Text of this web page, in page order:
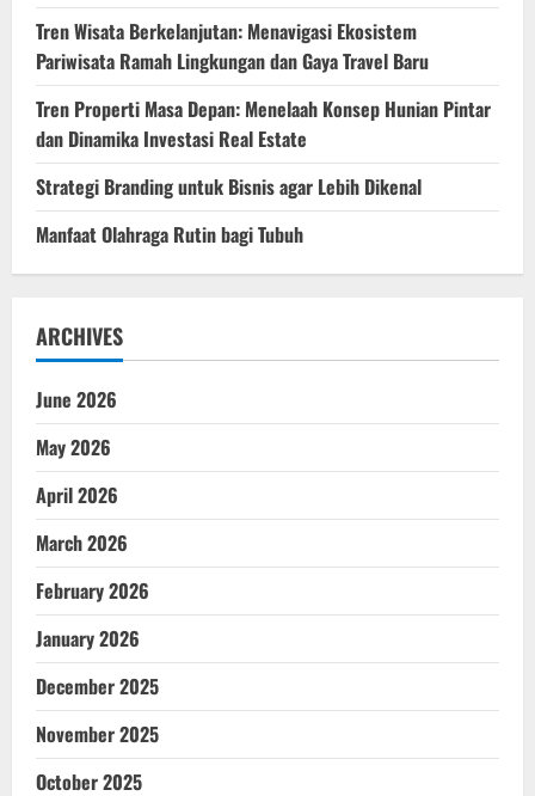
Tren Wisata Berkelanjutan: Menavigasi Ekosistem
Pariwisata Ramah Lingkungan dan Gaya Travel Baru
Tren Properti Masa Depan: Menelaah Konsep Hunian Pintar
dan Dinamika Investasi Real Estate
Strategi Branding untuk Bisnis agar Lebih Dikenal
Manfaat Olahraga Rutin bagi Tubuh
ARCHIVES
June 2026
May 2026
April 2026
March 2026
February 2026
January 2026
December 2025
November 2025
October 2025